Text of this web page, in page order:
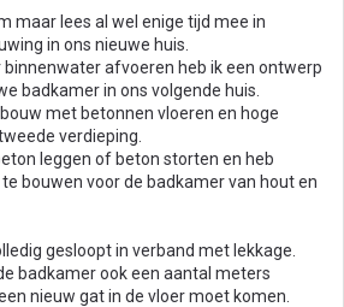
maar lees al wel enige tijd mee in
in ons nieuwe huis.
binnenwater afvoeren heb ik een ontwerp
badkamer in ons volgende huis.
met betonnen vloeren en hoge
verdieping.
leggen of beton storten en heb
bouwen voor de badkamer van hout en
gesloopt in verband met lekkage.
badkamer ook een aantal meters
nieuw gat in de vloer moet komen.